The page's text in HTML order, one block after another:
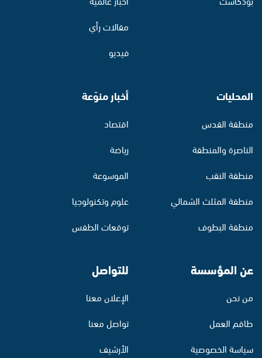
مقالات رأي
فيديو
المحليات
منطقة القدس
الناصرة والمنطقة
منطقة النقب
منطقة المثلث الشمالي
منطقة البطوف
أخبار منوّعة
اقتصاد
رياضة
الموسوعة
علوم وتكنولوجيا
توقعات الطقس
عن المؤسسة
من نحن
طاقم العمل
سياسة الخصوصية
للتواصل
الإعلان معنا
تواصل معنا
الأرشيف